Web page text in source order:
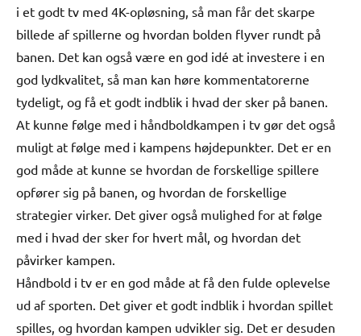
i et godt tv med 4K-opløsning, så man får det skarpe
billede af spillerne og hvordan bolden flyver rundt på
banen. Det kan også være en god idé at investere i en
god lydkvalitet, så man kan høre kommentatorerne
tydeligt, og få et godt indblik i hvad der sker på banen.
At kunne følge med i håndboldkampen i tv gør det også
muligt at følge med i kampens højdepunkter. Det er en
god måde at kunne se hvordan de forskellige spillere
opfører sig på banen, og hvordan de forskellige
strategier virker. Det giver også mulighed for at følge
med i hvad der sker for hvert mål, og hvordan det
påvirker kampen.
Håndbold i tv er en god måde at få den fulde oplevelse
ud af sporten. Det giver et godt indblik i hvordan spillet
spilles, og hvordan kampen udvikler sig. Det er desuden